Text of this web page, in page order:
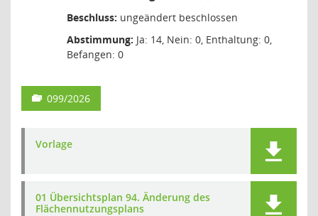
Beschluss: ungeändert beschlossen
Abstimmung: Ja: 14, Nein: 0, Enthaltung: 0,
Befangen: 0
099/2026
Vorlage
01 Übersichtsplan 94. Änderung des
Flächennutzungsplans